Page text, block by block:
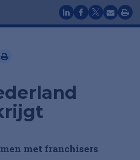
met franchisers
×